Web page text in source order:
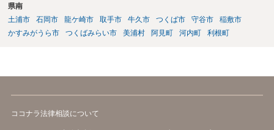
県南
土浦市
石岡市 龍ケ崎市 取手市 牛久市 つくば市 守谷市
稲敷市
かすみがうら市
つくばみらい市 美浦村 阿見町 河内町 利根町
ココナラ法律相談について